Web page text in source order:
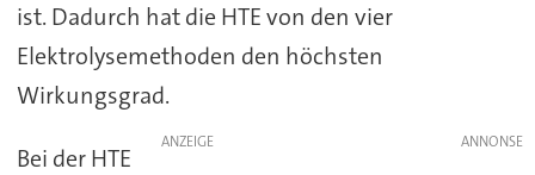
ist. Dadurch hat die HTE von den vier
Elektrolysemethoden den höchsten
Wirkungsgrad.
ANZEIGE
Bei der HTE